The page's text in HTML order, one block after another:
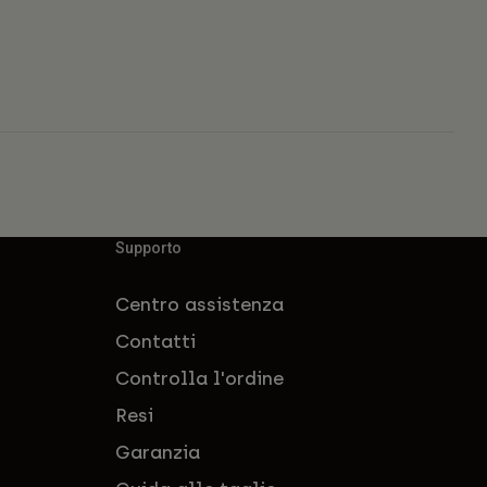
Supporto
Centro assistenza
Contatti
Controlla l'ordine
Resi
Garanzia